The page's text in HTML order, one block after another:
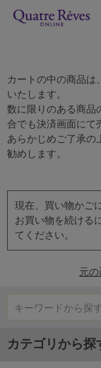
カートの中の商品は
いたします。
数に限りのある商品
合でも決済画面にて
あらかじめご了承の
勧めします。
現在、買い物かご
お買い物を続ける
てください。
元
キーワードから探
カテゴリから探